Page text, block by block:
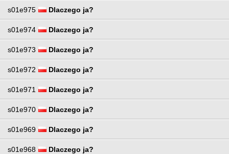
s01e975 Dlaczego ja?
s01e974 Dlaczego ja?
s01e973 Dlaczego ja?
s01e972 Dlaczego ja?
s01e971 Dlaczego ja?
s01e970 Dlaczego ja?
s01e969 Dlaczego ja?
s01e968 Dlaczego ja?